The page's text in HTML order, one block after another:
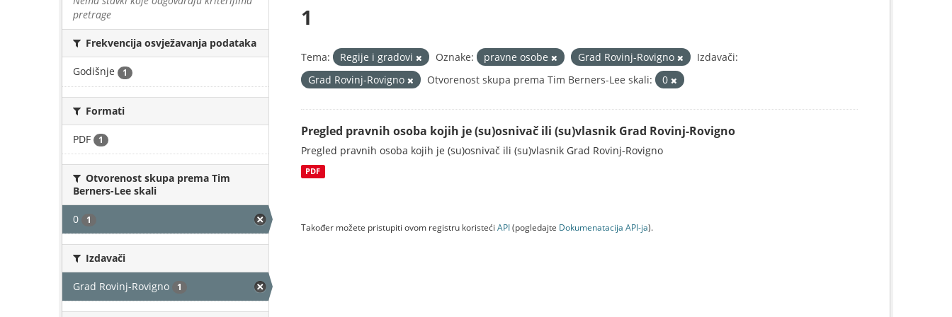
pretrage
Frekvencija osvježavanja podataka
Godišnje 1
Formati
PDF 1
Otvorenost skupa prema Tim
Berners-Lee skali
0 1
Izdavači
Grad Rovinj-Rovigno 1
1
Tema: Regije i gradovi Oznake: pravne osobe Grad Rovinj-Rovigno
Izdavači:
Grad Rovinj-Rovigno
Otvorenost skupa prema Tim Berners-Lee skali: 0
Pregled pravnih osoba kojih je (su)osnivač ili (su)vlasnik Grad Rovinj-Rovigno
Pregled pravnih osoba kojih je (su)osnivač ili (su)vlasnik Grad Rovinj-Rovigno
PDF
Također možete pristupiti ovom registru koristeći API(pogledajte Dokumenаtаcijа API-jа).